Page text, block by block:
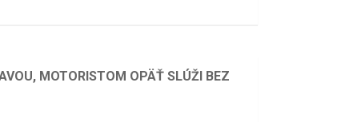
MOTORISTOM OPÄŤ SLÚŽI BEZ